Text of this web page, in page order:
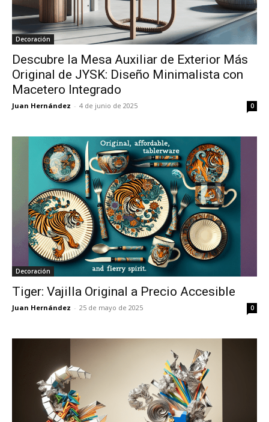
Decoración
Descubre la Mesa Auxiliar de Exterior Más
Original de JYSK: Diseño Minimalista con
Macetero Integrado
Juan Hernández - 4 de junio de 2025 0
Decoración
Tiger: Vajilla Original a Precio Accesible
Juan Hernández - 25 de mayo de 2025 0